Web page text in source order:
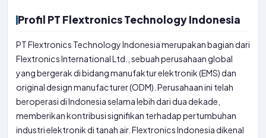
Profil PT Flextronics Technology Indonesia
PT Flextronics Technology Indonesia merupakan bagian dari
Flextronics International Ltd., sebuah perusahaan global
yang bergerak di bidang manufaktur elektronik (EMS) dan
original design manufacturer (ODM). Perusahaan ini telah
beroperasi di Indonesia selama lebih dari dua dekade,
memberikan kontribusi signifikan terhadap pertumbuhan
industri elektronik di tanah air. Flextronics Indonesia dikenal